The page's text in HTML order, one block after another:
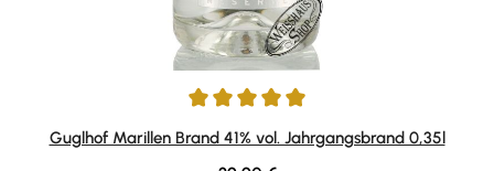
Durchschnittliche Bewertung von 5 von 5 Sternen
Guglhof Marillen Brand 41% vol. Jahrgangsbrand 0,35l